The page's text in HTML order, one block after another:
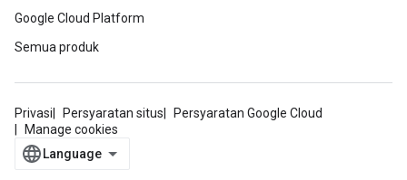
Google Cloud Platform
Semua produk
Privasi Persyaratan situs
Persyaratan Google Cloud
Manage cookies